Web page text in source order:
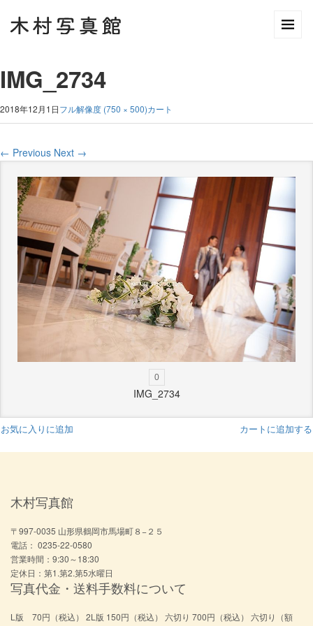
IMG_2734
2018年12月1日フル解像度 (750 × 500)カート
← Previous Next →
0
IMG_2734
お気に入りに追加 カートに追加する
木村写真館
〒997-0035 山形県鶴岡市馬場町８−２５
電話： 0235-22-0580
営業時間：9:30～18:30
定休日：第1.第2.第5水曜日
写真代金・送料手数料について
L版 70円（税込） 2L版 150円（税込） 六切り 700円（税込） 六切り（額